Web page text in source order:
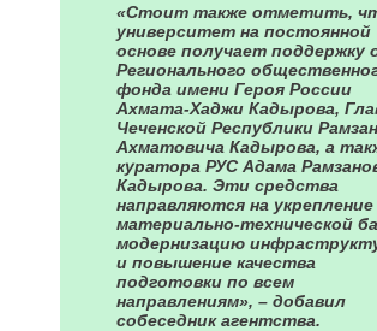
«Стоит также отметить,
университет на постоянной
основе получает поддержку
Регионального
фонда имени Героя России
Ахмата-Хаджи Кадырова,
Чеченской Республики
Ахматовича Кадырова, а
куратора РУС Адама
Кадырова. Эти средства
направляются на укрепление
материально-технической
модернизацию
и повышение качества
подготовки по всем
направлениям», – добавил
собеседник агентства.